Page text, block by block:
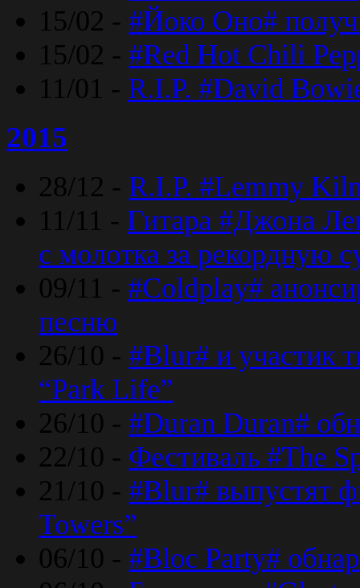
15/02 - #Йоко Оно#
15/02 - #Red Hot Chili
11/01 - R.I.P. #David
2015
28/12 - R.I.P. #Lemmy
11/11 - Гитара #Джона
с молотка за рекордную
09/11 - #Coldplay#
песню
26/10 - #Blur# и участик
“Park Life”
26/10 - #Duran Duran#
22/10 - Фестиваль #The
21/10 - #Blur# выпустят
Towers”
06/10 - #Bloc Party#